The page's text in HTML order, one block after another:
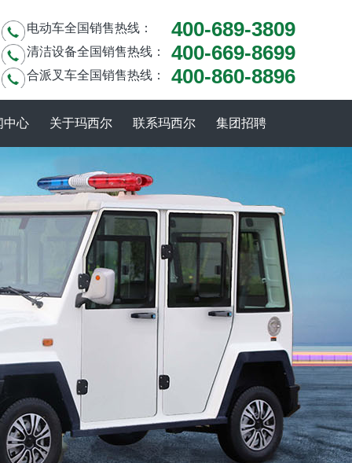
电动车全国销售热线： 400-689-3809
清洁设备全国销售热线： 400-669-8699
合派叉车全国销售热线： 400-860-8896
中心 关于玛西尔 联系玛西尔 集团招聘